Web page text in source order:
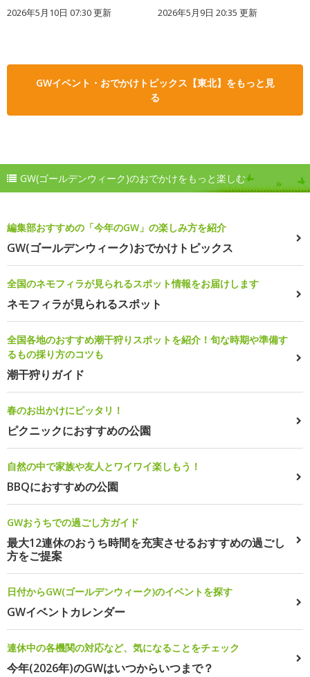
2026年5月10日 07:30 更新 2026年5月9日 20:35 更新
GWイベント・おでかけトピックス【東北】をもっと見
る
GW(ゴールデンウィーク)のおでかけをもっと楽しむ
編集部おすすめの「今年のGW」の楽しみ方を紹介
GW(ゴールデンウィーク)おでかけトピックス
全国のネモフィラが見られるスポット情報をお届けします
ネモフィラが見られるスポット
全国各地のおすすめ潮干狩りスポットを紹介！旬な時期や準備す
るもの採り方のコツも
潮干狩りガイド
春のお出かけにピッタリ！
ピクニックにおすすめの公園
自然の中で家族や友人とワイワイ楽しもう！
BBQにおすすめの公園
GWおうちでの過ごし方ガイド
最大12連休のおうち時間を充実させるおすすめの過ごし
方をご提案
日付からGW(ゴールデンウィーク)のイベントを探す
GWイベントカレンダー
連休中の各機関の対応など、気になることをチェック
今年(2026年)のGWはいつからいつまで？